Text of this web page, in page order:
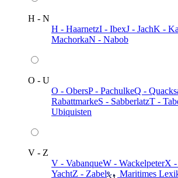
H - N
H - HaarnetzI - IbexJ - JachK -
MachorkaN - Nabob
O - U
O - ObersP - PachulkeQ -
RabattmarkeS - SabberlatzT -
Ubiquisten
V - Z
V - VabanqueW - WackelpeterX -
YachtZ - Zabel Maritimes